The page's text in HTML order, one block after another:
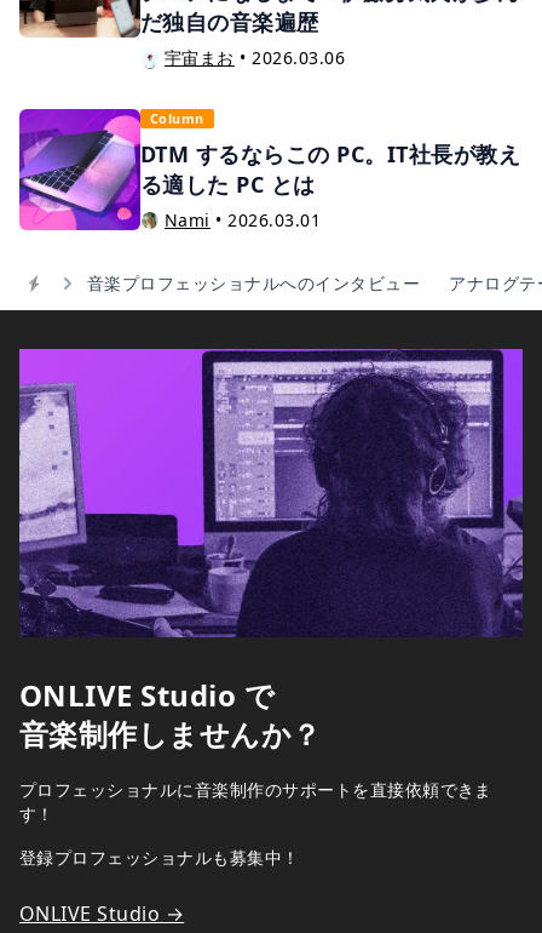
宇宙まお•2026.03.06
DTM するならこの PC。IT社長が教え
る適した PC とは
Nami• 2026.03.01
Home
音楽制作しませんか？
プロフェッショナルに音楽制作のサポートを直接依頼できま
登録プロフェッショナルも募集中！
ONLIVE Studio →